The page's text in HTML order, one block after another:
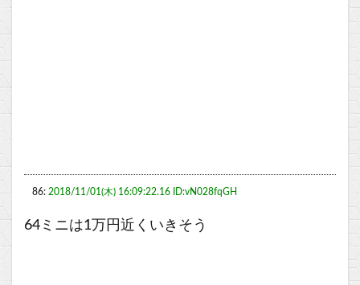
86: 2018/11/01(木) 16:09:22.16 ID:vN028fqGH
64ミニは1万円近くいきそう